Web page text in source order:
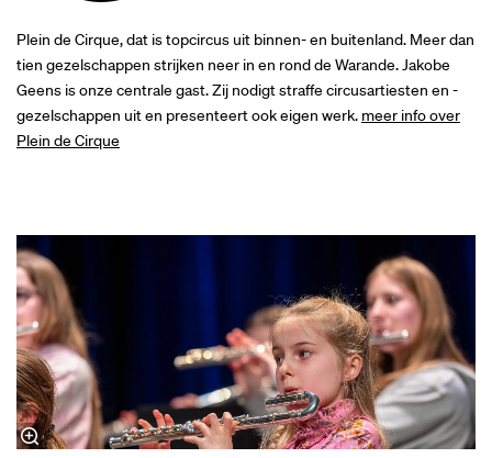
Plein de Cirque, dat is topcircus uit binnen- en buitenland. Meer dan
tien gezelschappen strijken neer in en rond de Warande. Jakobe
Geens is onze centrale gast. Zij nodigt straffe circusartiesten en -
gezelschappen uit en presenteert ook eigen werk. meer info over
Plein de Cirque